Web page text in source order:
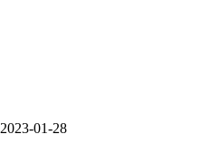
2023-01-28